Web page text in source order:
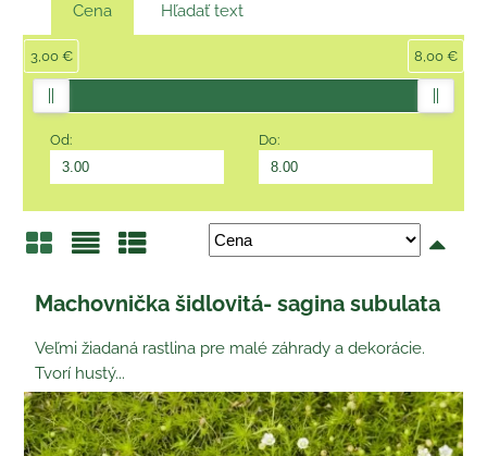
Cena Hľadať text
Od: Do:
3,00 € 8,00 €
Machovnička šidlovitá- sagina subulata
Veľmi žiadaná rastlina pre malé záhrady a dekorácie.
Tvorí hustý...